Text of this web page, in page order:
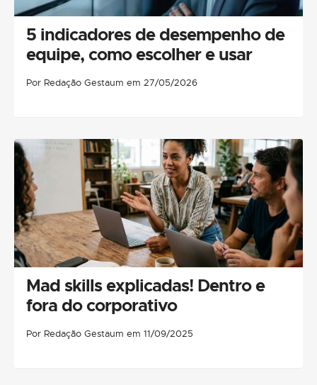
5 indicadores de desempenho de
equipe, como escolher e usar
Por Redação Gestaum em 27/05/2026
Mad skills explicadas! Dentro e
fora do corporativo
Por Redação Gestaum em 11/09/2025